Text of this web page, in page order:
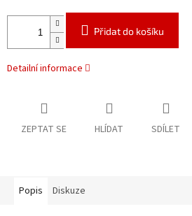
Přidat do košíku
Detailní informace
ZEPTAT SE HLÍDAT SDÍLET
Popis Diskuze